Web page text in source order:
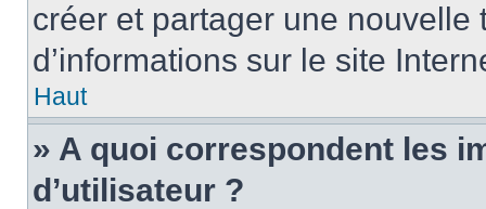
créer et partager une
d’informations sur le site
Haut
» A quoi correspondent les
d’utilisateur ?